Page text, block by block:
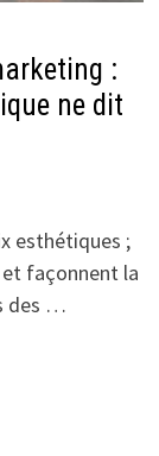
:
ne dit
esthétiques ;
façonnent la
des …